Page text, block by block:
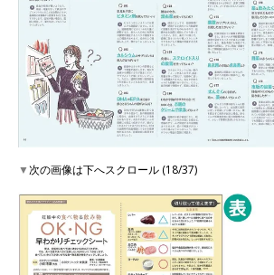
▼次の画像は下へスクロール (18/37)